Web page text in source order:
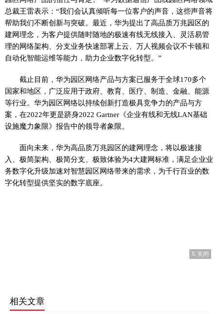
总裁王雷表示：“我们会认真倾听每一位客户的声音，这些声音将
帮助我们不断创新与突破。最近，华为提出了高品质万兆园区的
建网理念，为客户提供随时随地的极速有线无线接入、灵活易管
理的网络架构、分支业务快速部署上云、万人视频会议不卡顿和
自动化智能运维等能力，助力企业数字化转型。”
截止目前，华为园区网络产品与方案已服务于全球170多个
国家和地区，广泛应用于政府、教育、医疗、制造、金融、能源
等行业。华为园区网络以持续创新打造极具竞争力的产品与方
案，在2022年更是跻身2022 Gartner《企业有线和无线LAN基础
设施魔力象限》报告中的领导者象限。
面向未来，华为高品质万兆园区的建网理念，将以极速接
入、极简架构、极简分支、极致体验为4大建网标准，满足企业业
务数字化升级加速对智慧园区网络带来的需求，为千行百业的数
字化转型提供坚实的数字底座。
X 关闭
相关文章